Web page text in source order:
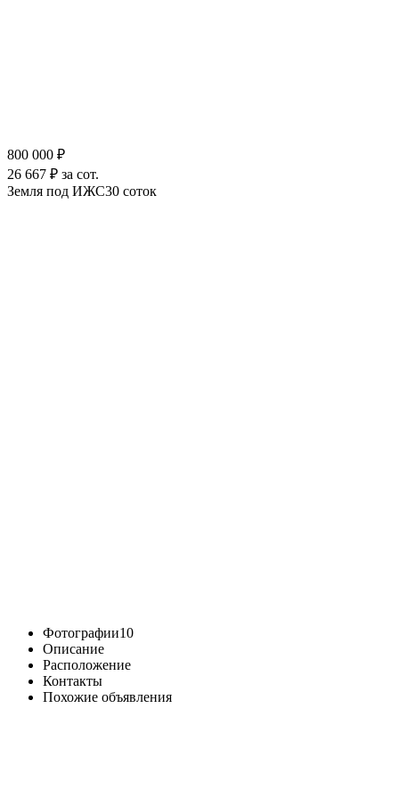
800 000 ₽
26 667 ₽ за сот.
Земля под ИЖС30 соток
Фотографии10
Описание
Расположение
Контакты
Похожие объявления